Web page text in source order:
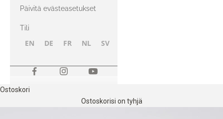
kanssa
Päivitä evästeasetukset
Tili
EN DE FR NL SV
Ostoskori
Ostoskorisi on tyhjä